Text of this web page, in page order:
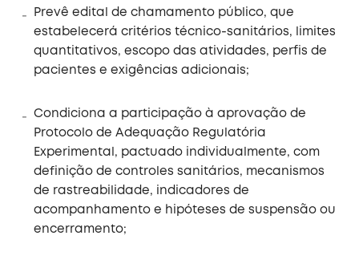
Prevê edital de chamamento público, que
estabelecerá critérios técnico-sanitários, limites
quantitativos, escopo das atividades, perfis de
pacientes e exigências adicionais;
Condiciona a participação à aprovação de
Protocolo de Adequação Regulatória
Experimental, pactuado individualmente, com
definição de controles sanitários, mecanismos
de rastreabilidade, indicadores de
acompanhamento e hipóteses de suspensão ou
encerramento;